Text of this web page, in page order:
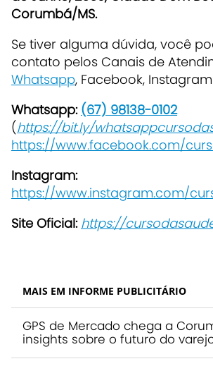
Corumbá/MS.
Se tiver alguma dúvida, você
contato pelos Canais de
Whatsapp, Facebook,
Whatsapp: (67) 98138-0102
(https://bit.ly/
https://www.facebook.com/
Instagram:
https://www.instagram.com/
Site Oficial: https://
MAIS EM INFORME PUBLICITÁRIO
GPS de Mercado chega a
insights sobre o futuro do